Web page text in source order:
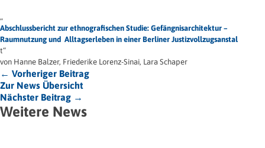
„
Abschlussbericht zur ethnografischen Studie: Gefängnisarchitektur –
Raumnutzung und Alltagserleben in einer Berliner Justizvollzugsanstal
t“
von Hanne Balzer, Friederike Lorenz-Sinai, Lara Schaper
← Vorheriger Beitrag
Zur News Übersicht
Nächster Beitrag →
Weitere News